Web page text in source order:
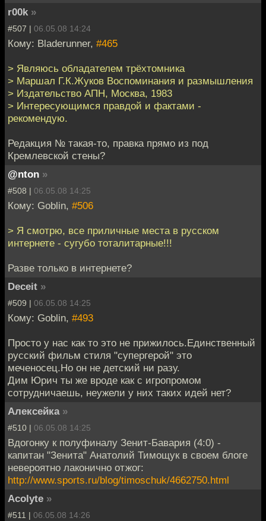
r00k »
#507 | 06.05.08 14:24
Кому: Bladerunner, #465
> Являюсь обладателем трёхтомника
> Маршал Г.К.Жуков Воспоминания и размышления
> Издательство АПН, Москва, 1983
> Интересующимся правдой и фактами -
рекомендую.
Редакция № такая-то, правка прямо из под
Кремлевской стены?
@nton »
#508 | 06.05.08 14:25
Кому: Goblin, #506
> Я смотрю, все приличные места в русском
интернете - сугубо тоталитарные!!!
Разве только в интернете?
Deceit »
#509 | 06.05.08 14:25
Кому: Goblin, #493
Просто у нас как то это не прижилось.Единственный
русский фильм стиля "супергерой" это
меченосец.Но он не детский ни разу.
Дим Юрич ты же вроде как с игропромом
сотрудничаешь, неужели у них таких идей нет?
Алексейка »
#510 | 06.05.08 14:25
Вдогонку к полуфиналу Зенит-Бавария (4:0) -
капитан "Зенита" Анатолий Тимощук в своем блоге
невероятно лаконично отжог:
http://www.sports.ru/blog/timoschuk/4662750.html
Acolyte »
#511 | 06.05.08 14:26